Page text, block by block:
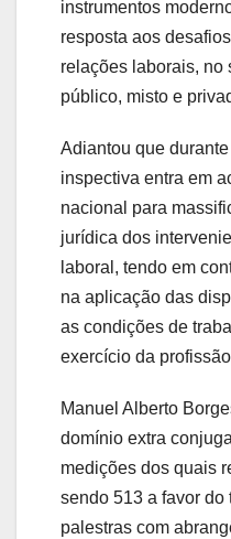
instrumentos
resposta aos
relações laborais, no
público, misto e
Adiantou que
inspectiva entra em
nacional para
jurídica dos
laboral, tendo em
na aplicação das
as condições de
exercício da
Manuel Alberto
domínio extra
medições dos quais
sendo 513 a favor
palestras com